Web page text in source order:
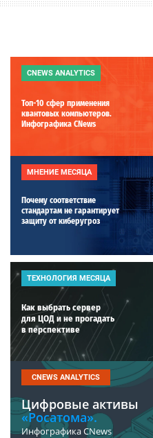
CNEWS ANALYTICS
Топ-10 сфер применения
квантовых компьютеров.
Инфографика CNews
МНЕНИЕ МЕСЯЦА
Почему соответствие
стандартам не гарантирует
защиту от киберугроз
ТЕХНОЛОГИЯ МЕСЯЦА
Как выбрать сервер
для ЦОД и не прогадать
в перспективе
CNEWS ANALYTICS
Цифровые активы
«Росатома».
Инфографика CNews